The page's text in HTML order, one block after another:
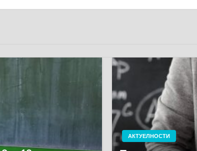
АКТУЕЛНОСТИ